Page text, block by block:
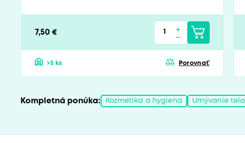
7,50 €
>5 ks Porovnať
Kompletná ponúka: Kozmetika a hygiena Umývanie tela